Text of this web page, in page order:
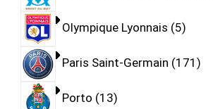
Olympique Lyonnais 5
Paris Saint-Germain 171
Porto 13